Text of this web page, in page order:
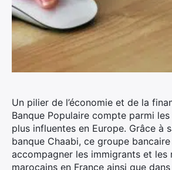
Un pilier de l’économie et de la
Banque Populaire compte parmi
plus influentes en Europe. Grâce à
banque Chaabi, ce groupe
accompagner les immigrants et les
marocains en France ainsi que dans